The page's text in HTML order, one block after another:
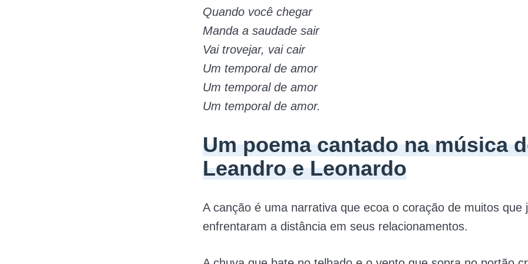
Quando você chegar
Manda a saudade sair
Vai trovejar, vai cair
Um temporal de amor
Um temporal de amor
Um temporal de amor.
Um poema cantado na música
Leandro e Leonardo
A canção é uma narrativa que ecoa o coração de muitos que
enfrentaram a distância em seus relacionamentos.